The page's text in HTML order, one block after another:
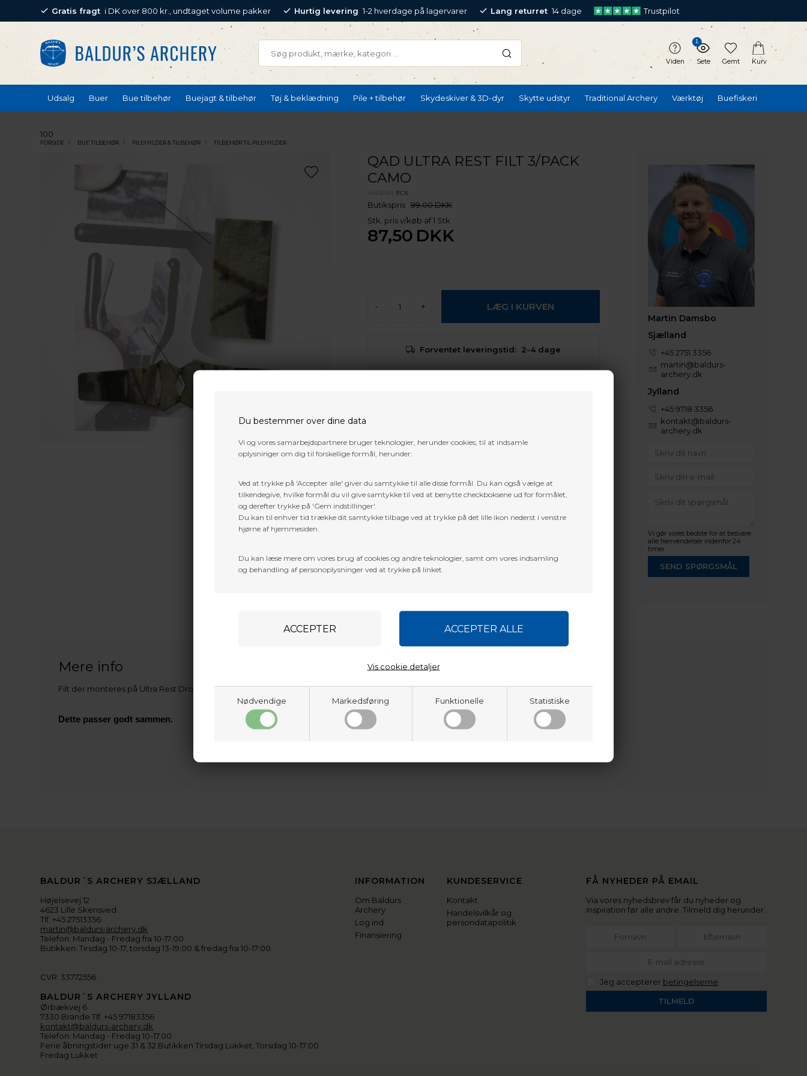
Du bestemmer over dine data
Vi og vores samarbejdspartnere bruger teknologier, herunder cookies, til at indsamle
oplysninger om dig til forskellige formål, herunder:
Ved at trykke på 'Accepter alle' giver du samtykke til alle disse formål. Du kan også vælge at
tilkendegive, hvilke formål du vil give samtykke til ved at benytte checkboksene ud for formålet,
og derefter trykke på 'Gem indstillinger'.
Du kan til enhver tid trække dit samtykke tilbage ved at trykke på det lille ikon nederst i venstre
hjørne af hjemmesiden.
Du kan læse mere om vores brug af cookies og andre teknologier, samt om vores indsamling
og behandling af personoplysninger ved at trykke på linket.
Nødvendige Markedsføring Funktionelle Statistiske
Vis cookie detaljer
Gratis fragt i DK over 800 kr., undtaget volume pakker Hurtig levering 1-2 hverdage på lagervarer Lang returret 14 dage Trustpilot
Viden
1
Sete Gemt Kurv
Udsalg Buer Bue tilbehør Buejagt & tilbehør Tøj & beklædning Pile + tilbehør Skydeskiver & 3D-dyr Skytte udstyr Traditional Archery Værktøj Buefiskeri
100
FORSIDE BUE TILBEHØR PILEHYLDER & TILBEHØR TILBEHØR TIL PILEHYLDER
QAD ULTRA REST FILT 3/PACK
CAMO
FCX
Butikspris 99,00 DKK
Stk. pris v/køb af 1 Stk
87,50 DKK
- +
Forventet leveringstid: 2-4 dage
Martin Damsbo
Sjælland
+45 2751 3356
martin@baldurs-
archery.dk
Jylland
+45 9718 3356
kontakt@baldurs-
archery.dk
Vi gør vores bedste for at besvare
alle henvendelser indenfor 24
timer.
SEND SPØRGSMÅL
Mere info
Filt der monteres på Ultra Rest Drop ned hylder
Dette passer godt sammen.
BALDUR´S ARCHERY SJÆLLAND
Højelsevej 12
4623 Lille Skensved
Tlf. +45 27513356
martin@baldurs-archery.dk
Telefon: Mandag - Fredag fra 10-17:00
Butikken: Tirsdag 10-17, torsdag 13-19:00 & fredag fra 10-17:00
CVR: 33772556
BALDUR´S ARCHERY JYLLAND
Ørbækvej 6
7330 Brande Tlf. +45 97183356
kontakt@baldurs-archery.dk
Telefon: Mandag - Fredag 10-17.00
Ferie åbningstider uge 31 & 32 Butikken Tirsdag Lukket, Torsdag 10-17:00.
Fredag Lukket
INFORMATION
Om Baldurs
Archery
Log ind
Finansiering
KUNDESERVICE
Kontakt
Handelsvilkår og
persondatapolitik
FÅ NYHEDER PÅ EMAIL
Via vores nyhedsbrev får du nyheder og
inspiration før alle andre. Tilmeld dig herunder.
Jeg accepterer betingelserne